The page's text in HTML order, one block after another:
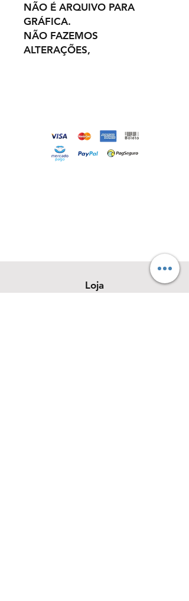
NÃO É ARQUIVO PARA
GRÁFICA.
NÃO FAZEMOS
ALTERAÇÕES,
Loja